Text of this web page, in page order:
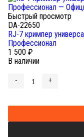
Быстрый просмотр
DA-22650
RJ-7 кримпер
Профессионал
1 500 ₽
В наличии
- +